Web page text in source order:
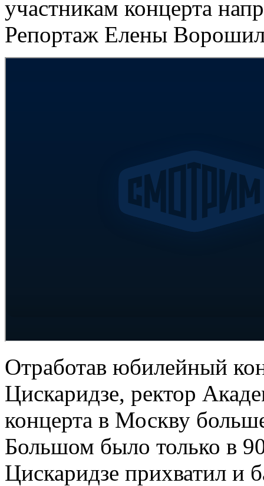
участникам концерта
Репортаж Елены
Отработав юбилейный
Цискаридзе, ректор
концерта в Москву
Большом было только в
Цискаридзе прихватил и